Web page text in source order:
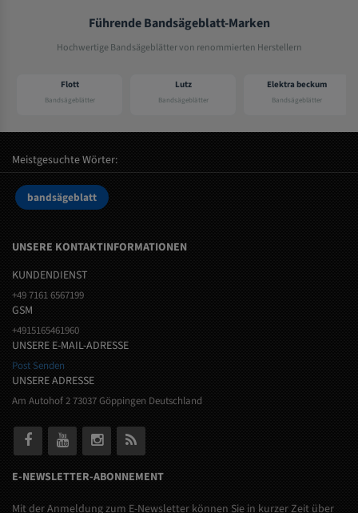
Führende Bandsägeblatt-Marken
Hochwertige Bandsägeblätter von renommierten Herstellern
Flott
Bandsägeblätter
Lutz
Bandsägeblätter
Elektra beckum
Bandsägeblätter
Meistgesuchte Wörter:
bandsägeblatt
UNSERE KONTAKTINFORMATIONEN
KUNDENDIENST
+49 7161 6567199
GSM
+4915165461960
UNSERE E-MAIL-ADRESSE
Post Senden
UNSERE ADRESSE
Am Autohof 2 73037 Göppingen Deutschland
E-NEWSLETTER-ABONNEMENT
Mit der Anmeldung zum E-Newsletter können Sie in kurzer Zeit über